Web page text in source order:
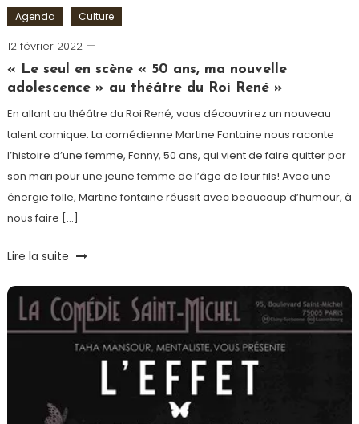
Agenda Culture
12 février 2022
Cédric
Cilia
« Le seul en scène « 50 ans, ma nouvelle
adolescence » au théâtre du Roi René »
En allant au théâtre du Roi René, vous découvrirez un nouveau
talent comique. La comédienne Martine Fontaine nous raconte
l’histoire d’une femme, Fanny, 50 ans, qui vient de faire quitter par
son mari pour une jeune femme de l’âge de leur fils! Avec une
énergie folle, Martine fontaine réussit avec beaucoup d’humour, à
nous faire […]
Lire la suite